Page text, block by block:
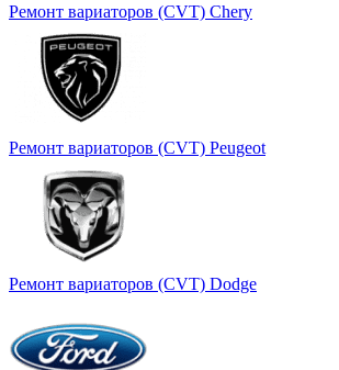
Ремонт вариаторов (CVT) Chery
Ремонт вариаторов (CVT) Peugeot
Ремонт вариаторов (CVT) Dodge